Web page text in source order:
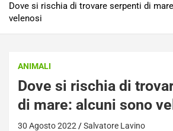
Dove si rischia di trovare serpenti di
velenosi
ANIMALI
Dove si rischia di
di mare: alcuni sono
30 Agosto 2022 Salvatore Lavino